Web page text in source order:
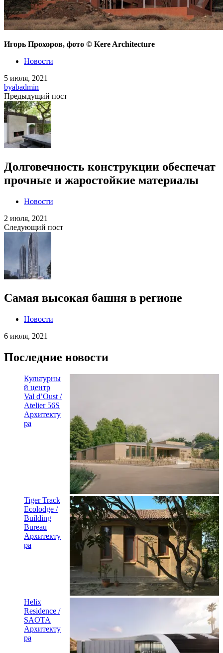
Игорь Прохоров, фото © Kere Architecture
Новости
5 июля, 2021
byabadmin
Предыдущий пост
Долговечность конструкции обеспечат
прочные и жаростойкие материалы
Новости
2 июля, 2021
Следующий пост
Самая высокая башня в регионе
Новости
6 июля, 2021
Последние новости
Культурны
й центр
Val d’Oust /
Atelier 56S
Архитекту
ра
Tiger Track
Ecolodge /
Building
Bureau
Архитекту
ра
Helix
Residence /
SAOTA
Архитекту
ра